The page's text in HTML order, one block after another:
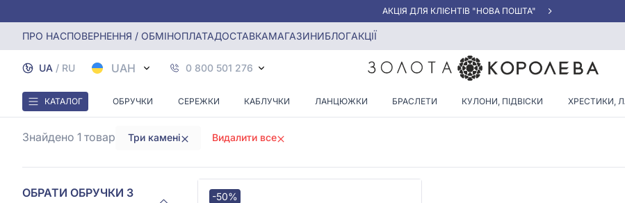
АКЦІЯ ДЛЯ КЛІЄНТІВ "НОВА ПОШТА"
ПРО НАСПОВЕРНЕННЯ / ОБМІНОПЛАТАДОСТАВКАМАГАЗИНИБЛОГАКЦІЇ
UA / RU UAH 0 800 501 276
КАТАЛОГ ОБРУЧКИ СЕРЕЖКИ КАБЛУЧКИ ЛАНЦЮЖКИ БРАСЛЕТИ КУЛОНИ, ПІДВІСКИ ХРЕСТИКИ,
Головна Обручки з діамантами Обручки з трьома діамантами
ОБРУЧКИ З ТРЬОМА
Знайдено 1 товар Три камені Видалити все
ОБРАТИ ОБРУЧКИ З
-50%